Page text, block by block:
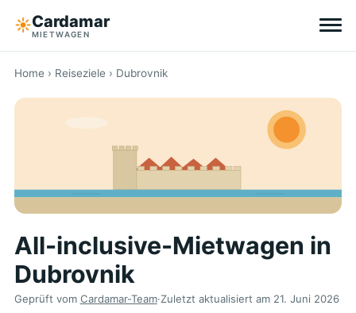
☀︎Cardamar
MIETWAGEN
Reiseziele
Ohne Selbstbeteiligung
Tipps
Über Cardamar
Home › Reiseziele › Dubrovnik
All-inclusive-Mietwagen in
Dubrovnik
Geprüft vom Cardamar-Team·Zuletzt aktualisiert am 21. Juni 2026